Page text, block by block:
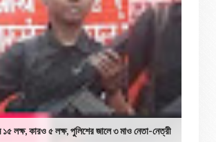
১৫ লক্ষ, কারও ৫ লক্ষ, পুলিশের জালে ৩ মাও নেতা-নেত্রী